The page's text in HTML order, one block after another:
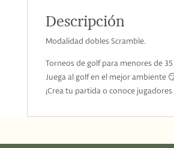
Descripción
Modalidad dobles Scramble.
Torneos de golf para menores de 35
Juega al golf en el mejor ambiente
¡Crea tu partida o conoce